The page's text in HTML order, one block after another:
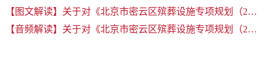
【图文解读】关于对《北京市密云区殡葬设施专项规划（2025年-2035年）》的解读
【音频解读】关于对《北京市密云区殡葬设施专项规划（2025年-2035年）》的解读